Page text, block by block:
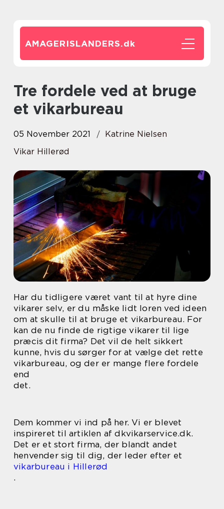
AMAGERISLANDERS.dk
Tre fordele ved at bruge
et vikarbureau
05 November 2021
Katrine Nielsen
Vikar Hillerød
Har du tidligere været vant til at hyre dine
vikarer selv, er du måske lidt loren ved ideen
om at skulle til at bruge et vikarbureau. For
kan de nu finde de rigtige vikarer til lige
præcis dit firma? Det vil de helt sikkert
kunne, hvis du sørger for at vælge det rette
vikarbureau, og der er mange flere fordele
end
det.
Dem kommer vi ind på her. Vi er blevet
inspireret til artiklen af dkvikarservice.dk.
Det er et stort firma, der blandt andet
henvender sig til dig, der leder efter et
vikarbureau i Hillerød
.